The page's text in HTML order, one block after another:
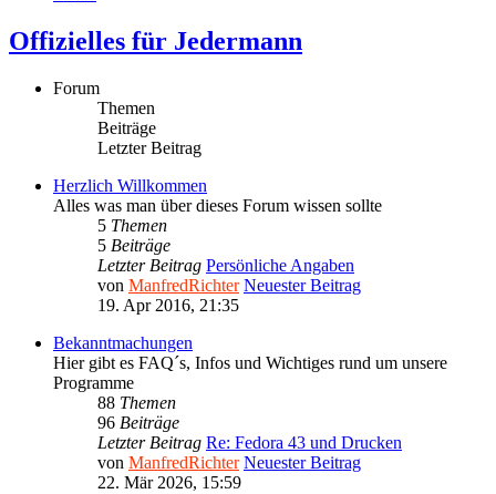
Offizielles für Jedermann
Forum
Themen
Beiträge
Letzter Beitrag
Herzlich Willkommen
Alles was man über dieses Forum wissen sollte
5 Themen
5 Beiträge
Letzter Beitrag Persönliche Angaben
von ManfredRichter Neuester Beitrag
19. Apr 2016, 21:35
Bekanntmachungen
Hier gibt es FAQ´s, Infos und Wichtiges rund um unsere
Programme
88 Themen
96 Beiträge
Letzter Beitrag Re: Fedora 43 und Drucken
von ManfredRichter Neuester Beitrag
22. Mär 2026, 15:59